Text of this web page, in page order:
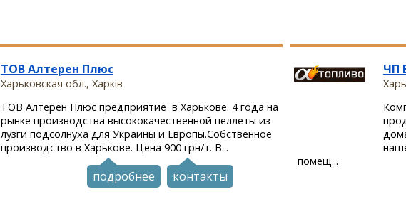
ТОВ Алтерен Плюс
Харьковская обл., Харкiв
ТОВ Алтерен Плюс предприятие в Харькове. 4 года на
рынке производства высококачественной пеллеты из
лузги подсолнуха для Украины и Европы.Собственное
производство в Харькове. Цена 900 грн/т. В...
подробнее контакты
ЧП
помещ...